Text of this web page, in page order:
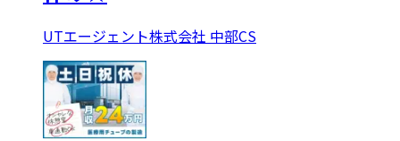
UTエージェント株式会社 中部CS